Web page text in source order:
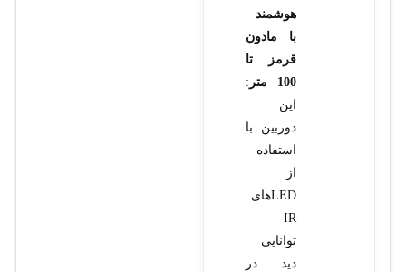
هوشمند
با مادون
قرمز تا
100 متر
:
این
دوربین با
استفاده
از
LEDهای
IR
توانایی
دید در